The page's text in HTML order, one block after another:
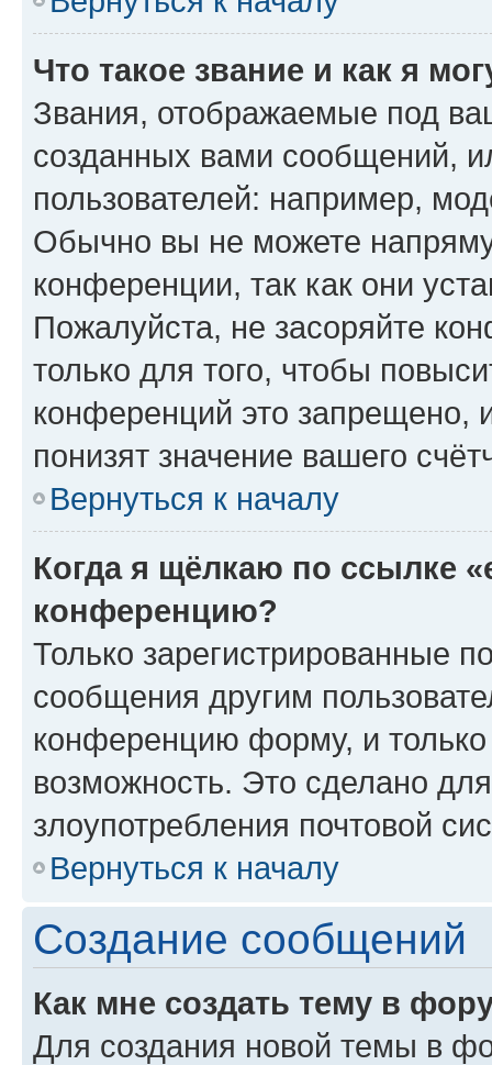
Что такое звание и как я
Звания, отображаемые под
созданных вами сообщений,
пользователей: например,
Обычно вы не можете
конференции, так как они
Пожалуйста, не засоряйте
только для того, чтобы
конференций это запрещено,
понизят значение вашего
Вернуться к началу
Когда я щёлкаю по ссылке
конференцию?
Только зарегистрированные
сообщения другим
конференцию форму, и
возможность. Это сделано
злоупотребления почтовой
Вернуться к началу
Создание сообщений
Как мне создать тему в
Для создания новой темы в